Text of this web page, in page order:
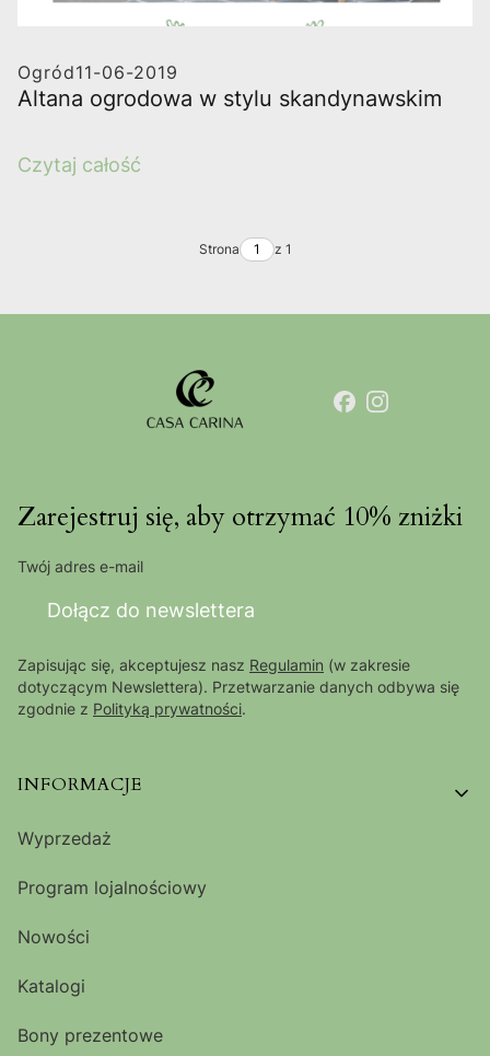
Ogród11-06-2019
Altana ogrodowa w stylu skandynawskim
Czytaj całość
Strona z 1
Zarejestruj się, aby otrzymać 10% zniżki
Twój adres e-mail
Dołącz do newslettera
Zapisując się, akceptujesz nasz Regulamin (w zakresie
dotyczącym Newslettera). Przetwarzanie danych odbywa się
zgodnie z Polityką prywatności.
Linki w stopce
INFORMACJE
Wyprzedaż
Program lojalnościowy
Nowości
Katalogi
Bony prezentowe